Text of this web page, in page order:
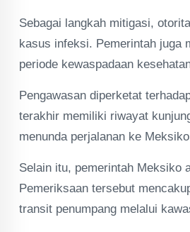
Sebagai langkah mitigasi,
kasus infeksi. Pemerintah juga
periode kewaspadaan
Pengawasan diperketat
terakhir memiliki riwayat
menunda perjalanan ke
Selain itu, pemerintah Meksiko
Pemeriksaan tersebut
transit penumpang melalui